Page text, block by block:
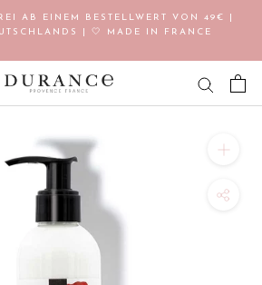
AB EINEM BESTELLWERT VON 49€ |
| 🤍 MADE IN FRANCE